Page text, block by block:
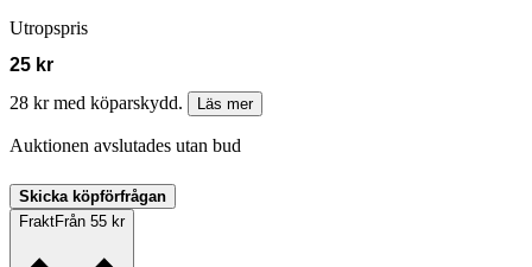
Utropspris
25 kr
28 kr med köparskydd.
Läs mer
Auktionen avslutades utan bud
Skicka köpförfrågan
FraktFrån 55 kr